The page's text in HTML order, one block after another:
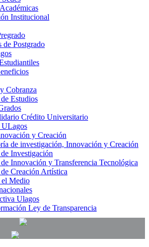
Institucional
de Postgrado
Cobranza
Estudios
Crédito Universitario
ULagos
y Creación
de investigación, Innovación y Creación
Investigación
Innovación y Transferencia Tecnológica
Creación Artística
Medio
Ulagos
Ley de Transparencia